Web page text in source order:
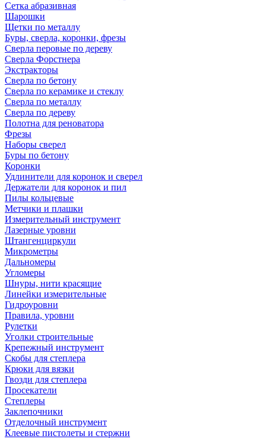
Сетка абразивная
Шарошки
Щетки по металлу
Буры, сверла, коронки, фрезы
Сверла перовые по дереву
Сверла Форстнера
Экстракторы
Сверла по бетону
Сверла по керамике и стеклу
Сверла по металлу
Сверла по дереву
Полотна для реноватора
Фрезы
Наборы сверел
Буры по бетону
Коронки
Удлинители для коронок и сверел
Держатели для коронок и пил
Пилы кольцевые
Метчики и плашки
Измерительный инструмент
Лазерные уровни
Штангенциркули
Микрометры
Дальномеры
Угломеры
Шнуры, нити красящие
Линейки измерительные
Гидроуровни
Правила, уровни
Рулетки
Уголки строительные
Крепежный инструмент
Скобы для степлера
Крюки для вязки
Гвозди для степлера
Просекатели
Степлеры
Заклепочники
Отделочный инструмент
Клеевые пистолеты и стержни